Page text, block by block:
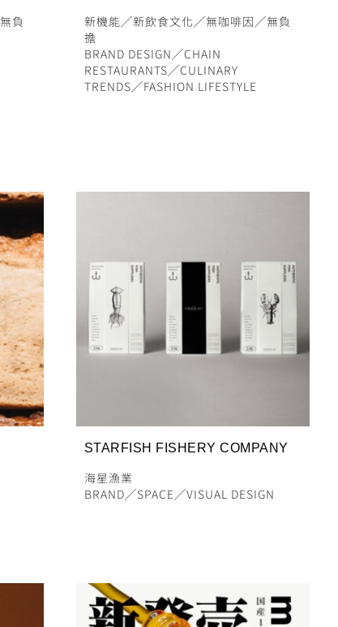
無負
新機能╱新飲食文化╱無咖啡因╱無負
擔
BRAND DESIGN╱CHAIN
RESTAURANTS╱CULINARY
TRENDS╱FASHION LIFESTYLE
STARFISH FISHERY COMPANY
海星漁業
BRAND╱SPACE╱VISUAL DESIGN